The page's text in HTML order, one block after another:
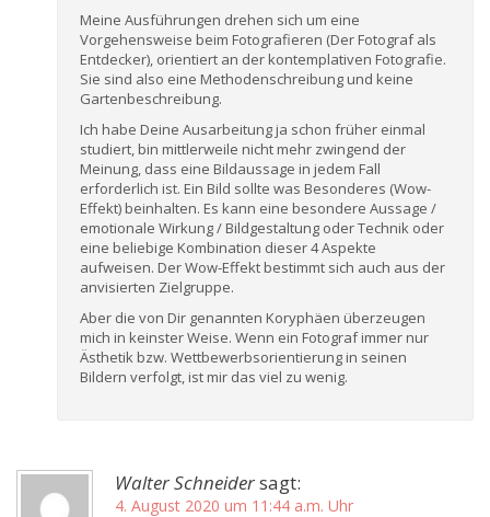
Meine Ausführungen drehen sich um eine
Vorgehensweise beim Fotografieren (Der Fotograf als
Entdecker), orientiert an der kontemplativen Fotografie.
Sie sind also eine Methodenschreibung und keine
Gartenbeschreibung.
Ich habe Deine Ausarbeitung ja schon früher einmal
studiert, bin mittlerweile nicht mehr zwingend der
Meinung, dass eine Bildaussage in jedem Fall
erforderlich ist. Ein Bild sollte was Besonderes (Wow-
Effekt) beinhalten. Es kann eine besondere Aussage /
emotionale Wirkung / Bildgestaltung oder Technik oder
eine beliebige Kombination dieser 4 Aspekte
aufweisen. Der Wow-Effekt bestimmt sich auch aus der
anvisierten Zielgruppe.
Aber die von Dir genannten Koryphäen überzeugen
mich in keinster Weise. Wenn ein Fotograf immer nur
Ästhetik bzw. Wettbewerbsorientierung in seinen
Bildern verfolgt, ist mir das viel zu wenig.
Walter Schneidersagt:
4. August 2020 um 11:44 a.m. Uhr